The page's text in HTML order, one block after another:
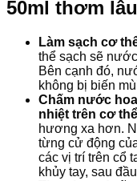
50ml thơm lâu
Làm sạch cơ
thể sạch sẽ
Bên cạnh đó,
không bị biến
Chấm nước
nhiệt trên cơ thể
hương xa hơn.
từng cử động
các vị trí trên cổ
khủy tay, sau